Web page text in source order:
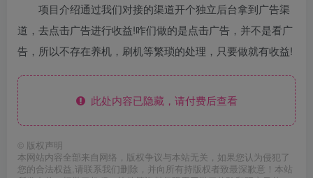
项目介绍通过我们对接的渠道开个独立后台拿到广告渠
道，去点击广告进行收益!咋们做的是点击广告，并不是看广
告，所以不存在养机，刷机等繁琐的处理，只要做就有收益!
此处内容已隐藏，请付费后查看
© 版权声明
本网站内容全部来自网络，版权争议与本站无关，如果您认为侵犯了
您的合法权益,请联系我们删除，并向所有持版权者致最深歉意！本站